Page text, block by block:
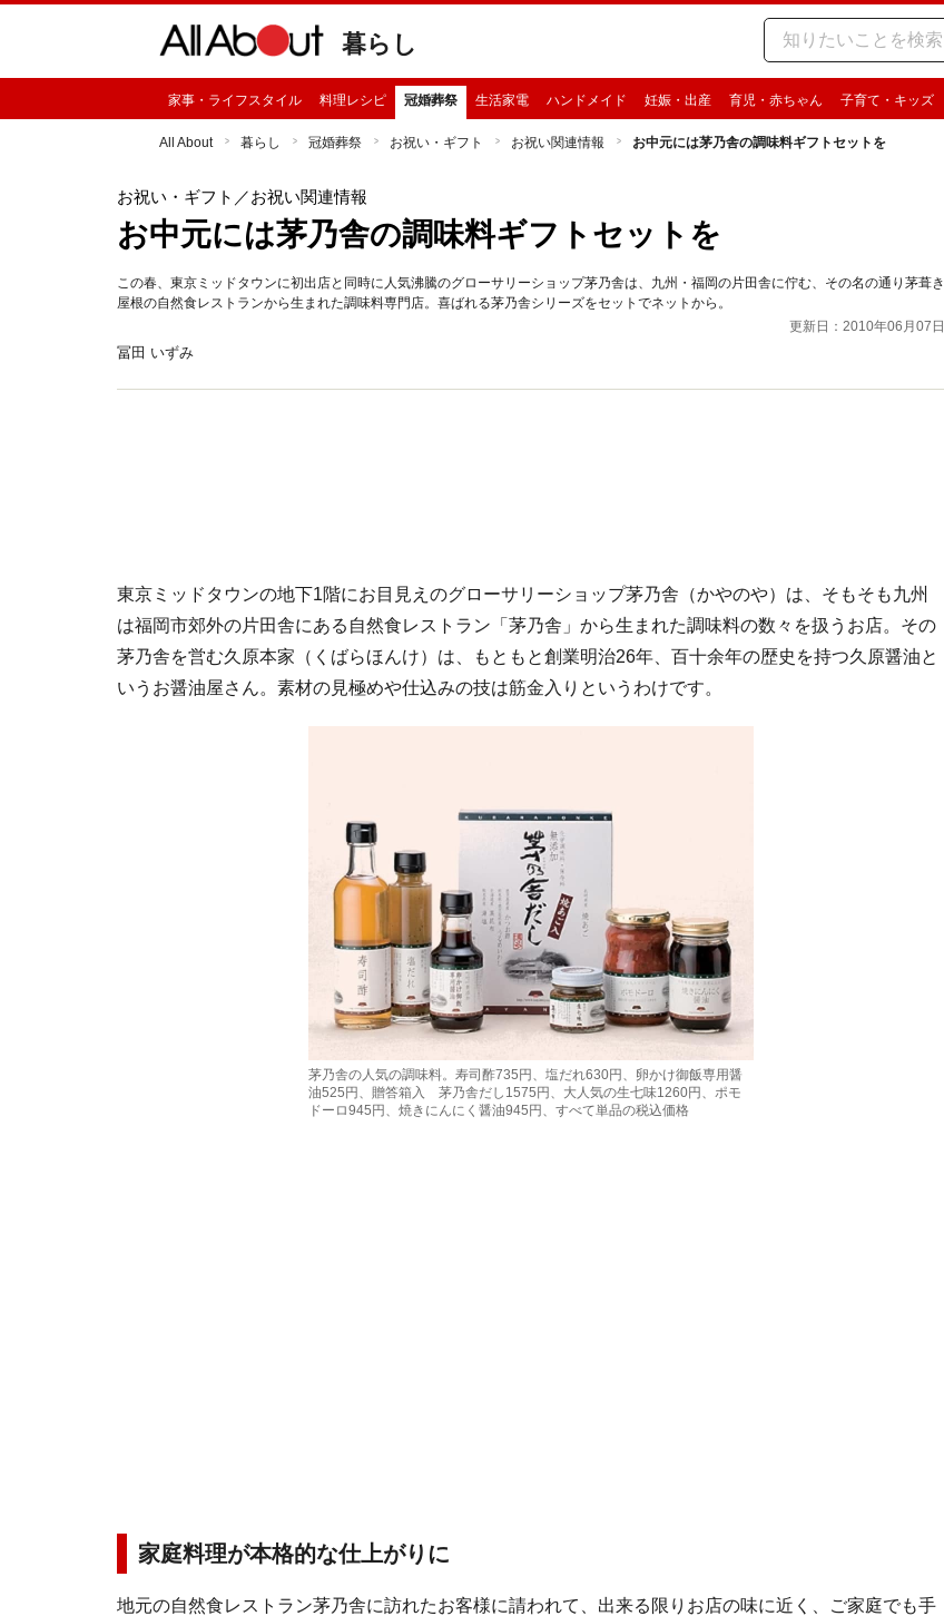
暮らし
家事・ライフスタイル 料理レシピ 冠婚葬祭 生活家電 ハンドメイド 妊娠・出産 育児・赤ちゃん 子育て・キッズ
All About 暮らし 冠婚葬祭 お祝い・ギフト お祝い関連情報 お中元には茅乃舎の調味料ギフトセットを
お祝い・ギフト ／お祝い関連情報
お中元には茅乃舎の調味料ギフトセットを
この春、東京ミッドタウンに初出店と同時に人気沸騰のグローサリーショップ茅乃舎は、九州・福岡の片田舎に佇む、その名の通り茅葺き
屋根の自然食レストランから生まれた調味料専門店。喜ばれる茅乃舎シリーズをセットでネットから。
更新日：2010年06月07日
冨田 いずみ
東京ミッドタウンの地下1階にお目見えのグローサリーショップ茅乃舎（かやのや）は、そもそも九州
は福岡市郊外の片田舎にある自然食レストラン「茅乃舎」から生まれた調味料の数々を扱うお店。その
茅乃舎を営む久原本家（くばらほんけ）は、もともと創業明治26年、百十余年の歴史を持つ久原醤油と
いうお醤油屋さん。素材の見極めや仕込みの技は筋金入りというわけです。
茅乃舎の人気の調味料。寿司酢735円、塩だれ630円、卵かけ御飯専用醤
油525円、贈答箱入 茅乃舎だし1575円、大人気の生七味1260円、ポモ
ドーロ945円、焼きにんにく醤油945円、すべて単品の税込価格
家庭料理が本格的な仕上がりに
地元の自然食レストラン茅乃舎に訪れたお客様に請われて、出来る限りお店の味に近く、ご家庭でも手